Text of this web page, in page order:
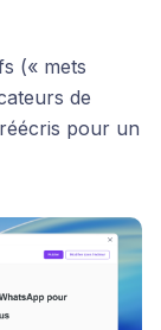
(« mets
de
pour un